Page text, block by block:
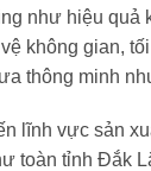
như hiệu quả
không gian,
thông minh
lĩnh vực sản
toàn tỉnh Đắk